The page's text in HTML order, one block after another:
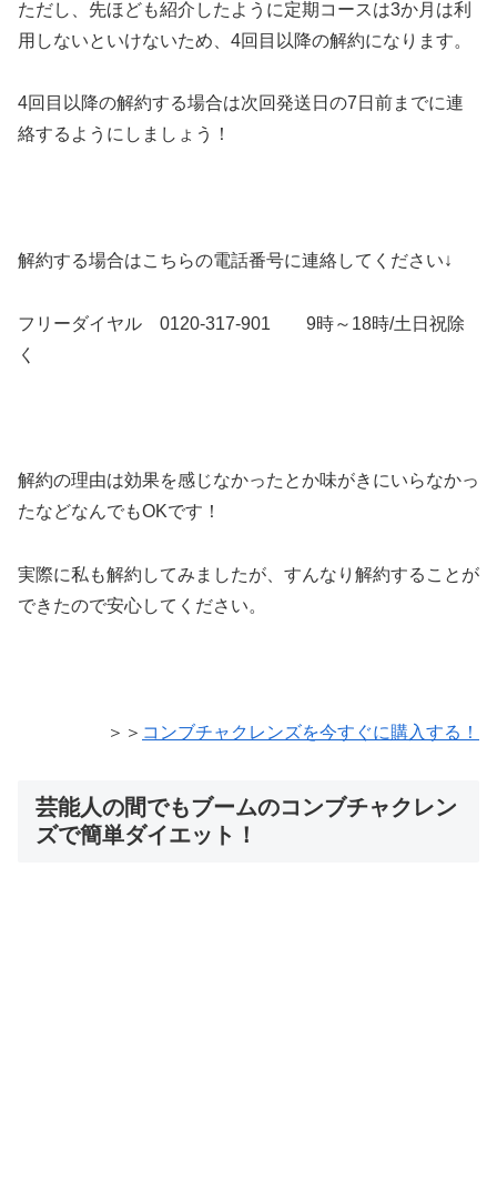
ただし、先ほども紹介したように定期コースは3か月は利
用しないといけないため、4回目以降の解約になります。
4回目以降の解約する場合は次回発送日の7日前までに連
絡するようにしましょう！
解約する場合はこちらの電話番号に連絡してください↓
フリーダイヤル 0120-317-901 9時～18時/土日祝除
く
解約の理由は効果を感じなかったとか味がきにいらなかっ
たなどなんでもOKです！
実際に私も解約してみましたが、すんなり解約することが
できたので安心してください。
＞＞ コンブチャクレンズを今すぐに購入する！
芸能人の間でもブームのコンブチャクレン
ズで簡単ダイエット！